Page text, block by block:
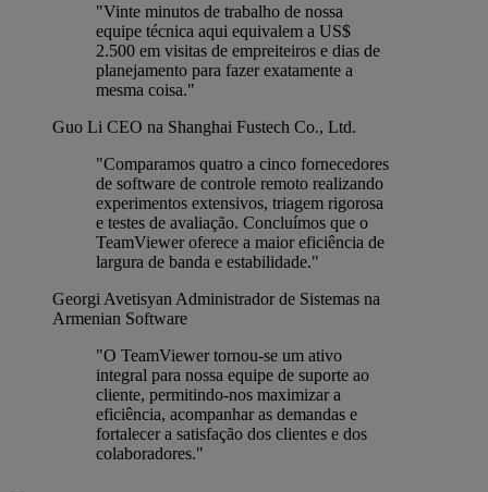
"Vinte minutos de trabalho de nossa
equipe técnica aqui equivalem a US$
2.500 em visitas de empreiteiros e dias de
planejamento para fazer exatamente a
mesma coisa."
Guo Li CEO na Shanghai Fustech Co., Ltd.
"Comparamos quatro a cinco fornecedores
de software de controle remoto realizando
experimentos extensivos, triagem rigorosa
e testes de avaliação. Concluímos que o
TeamViewer oferece a maior eficiência de
largura de banda e estabilidade."
Georgi Avetisyan Administrador de Sistemas na
Armenian Software
"O TeamViewer tornou-se um ativo
integral para nossa equipe de suporte ao
cliente, permitindo-nos maximizar a
eficiência, acompanhar as demandas e
fortalecer a satisfação dos clientes e dos
colaboradores."